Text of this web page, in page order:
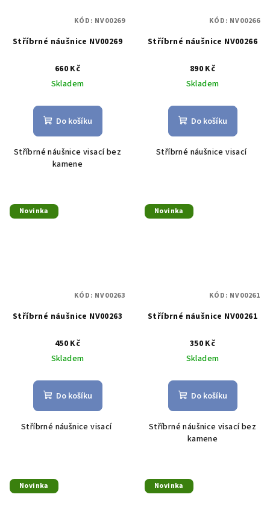
Stříbrné náušnice NV00269
660 Kč
Skladem
Do košíku
Stříbrné náušnice visací bez
kamene
KÓD: NV00269
Stříbrné náušnice NV00266
890 Kč
Skladem
Do košíku
Stříbrné náušnice visací
KÓD: NV00266
Novinka
Stříbrné náušnice NV00263
450 Kč
Skladem
Do košíku
Stříbrné náušnice visací
KÓD: NV00263
Novinka
Stříbrné náušnice NV00261
350 Kč
Skladem
Do košíku
Stříbrné náušnice visací bez
kamene
KÓD: NV00261
Novinka Novinka